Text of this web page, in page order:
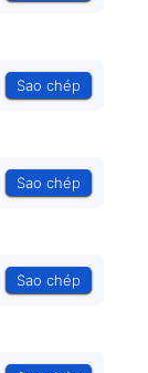
Sao chép
Sao chép
Sao chép